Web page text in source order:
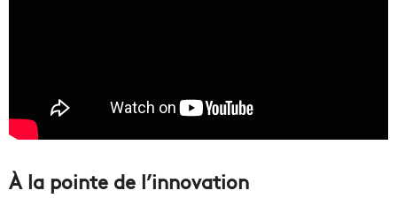
À la pointe de l’innovation